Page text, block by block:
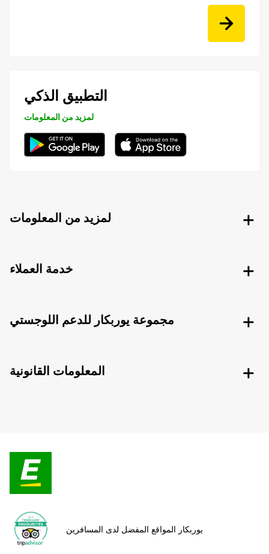
التطبيق الذكي
لمزيد من المعلومات
لمزيد من المعلومات
خدمة العملاء
مجموعة يوربكار للدعم اللوجستي
المعلومات القانونية
يوربكار المواقع المفضل لدى المسافرين